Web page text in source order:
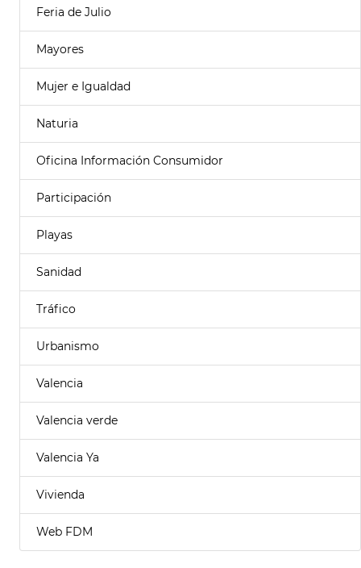
Feria de Julio
Mayores
Mujer e Igualdad
Naturia
Oficina Información Consumidor
Participación
Playas
Sanidad
Tráfico
Urbanismo
Valencia
Valencia verde
Valencia Ya
Vivienda
Web FDM